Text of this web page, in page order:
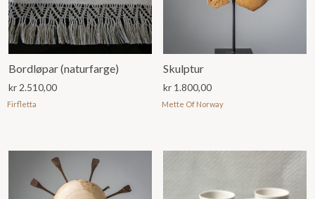
Bordløpar (naturfarge)
kr 2.510,00
Firfletta
Skulptur
kr 1.800,00
Mette Of Norway